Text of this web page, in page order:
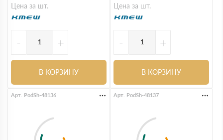
Цена за шт.
- +
В КОРЗИНУ
Цена за шт.
- +
В КОРЗИНУ
Арт. PodSh-48136 Арт. PodSh-48137